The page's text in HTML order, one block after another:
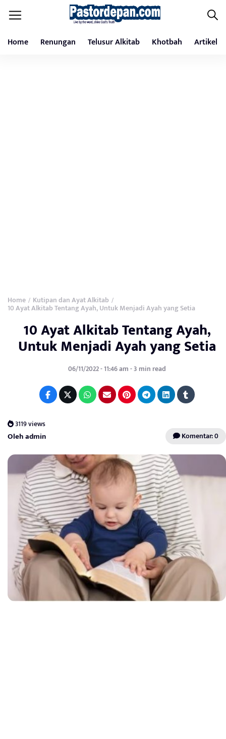
Home Renungan Telusur Alkitab Khotbah Artikel
Home / Kutipan dan Ayat Alkitab /
10 Ayat Alkitab Tentang Ayah, Untuk Menjadi Ayah yang Setia
10 Ayat Alkitab Tentang Ayah,
Untuk Menjadi Ayah yang Setia
06/11/2022 - 11:46 am - 3 min read
3119 views
Oleh admin Komentar: 0